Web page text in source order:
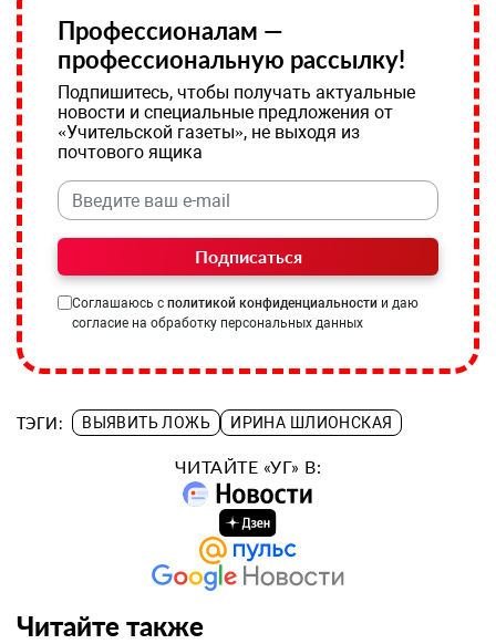
Профессионалам —
профессиональную рассылку!
Подпишитесь, чтобы получать актуальные
новости и специальные предложения от
«Учительской газеты», не выходя из
почтового ящика
Подписаться
Соглашаюсь с политикой конфиденциальности и даю
согласие на обработку персональных данных
ТЭГИ: ВЫЯВИТЬ ЛОЖЬ ИРИНА ШЛИОНСКАЯ
ЧИТАЙТЕ «УГ» В:
Читайте также